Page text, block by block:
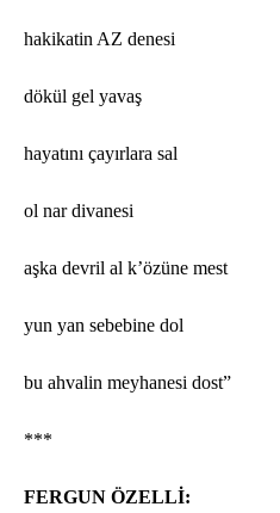
hakikatin AZ denesi
dökül gel yavaş
hayatını çayırlara sal
ol nar divanesi
aşka devril al k’özüne mest
yun yan sebebine dol
bu ahvalin meyhanesi dost”
***
FERGUN ÖZELLİ: